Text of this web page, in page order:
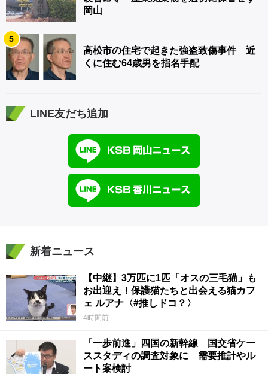
岡山
5
高松市の住宅で起きた強盗致傷事件 近
くに住む64歳男を指名手配
LINE友だち追加
新着ニュース
【中継】3万匹に1匹「オスの三毛猫」も
お出迎え！保護猫たちと出会える猫カフ
ェ ルアナ〈#推しドコ？〉
4時間前
「一歩前進」四国の新幹線 国交省ケー
ススタディの調査対象に 需要推計やル
ート案検討